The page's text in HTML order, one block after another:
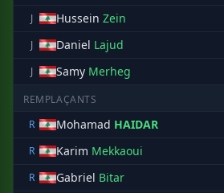
J
Hussein Zein
J
Daniel Lajud
J
Samy Merheg
REMPLAÇANTS
R
Mohamad HAIDAR
R
Karim Mekkaoui
R
Gabriel Bitar